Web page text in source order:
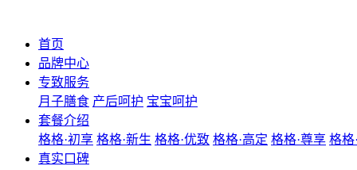
首页
品牌中心
专致服务
月子膳食 产后呵护 宝宝呵护
套餐介绍
格格·初享 格格·新生 格格·优致 格格·高定 格格·尊享 格格
真实口碑